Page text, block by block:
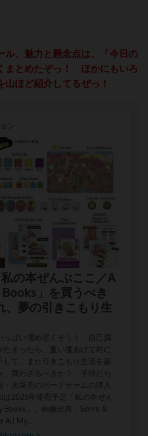
ル、魅力と懸念点は、「今日の
まとめたぞっ！ ほかにもいろ
ほど紹介してるぜっ！